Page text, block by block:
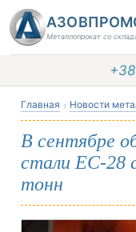
Металлопрокат со
Главная Новости
В сентябре
стали ЕС-28
тонн